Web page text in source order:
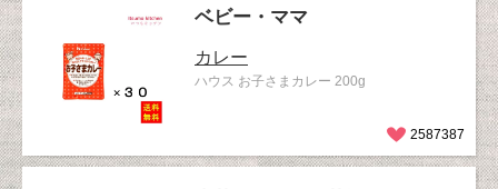
ベビー・ママ
カレー
ハウス お子さまカレー 200g
2587387